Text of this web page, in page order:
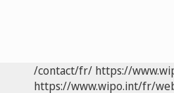
/contact/fr/ https://
https://www.wipo.int/fr/